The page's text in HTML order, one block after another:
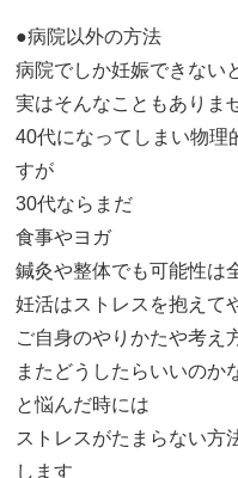
●病院以外の方法
病院でしか妊娠できない
実はそんなこともありま
40代になってしまい物理
すが
30代ならまだ
食事やヨガ
鍼灸や整体でも可能性は
妊活はストレスを抱えて
ご自身のやりかたや考え
またどうしたらいいのか
と悩んだ時には
ストレスがたまらない方
します